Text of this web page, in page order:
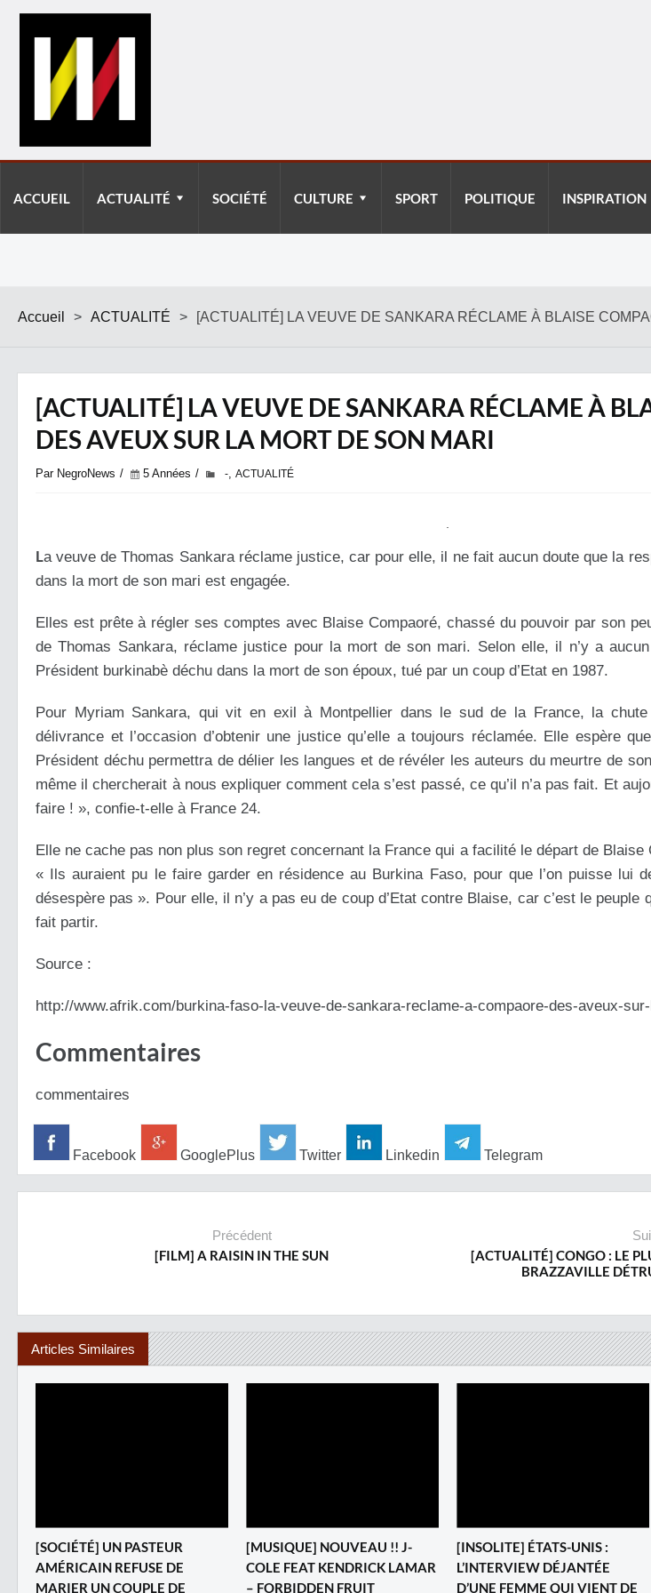
ACCUEIL ACTUALITÉ SOCIÉTÉ CULTURE SPORT POLITIQUE INSPIRATION
Accueil > ACTUALITÉ > [ACTUALITÉ] LA VEUVE DE SANKARA RÉCLAME À BLAISE
[ACTUALITÉ] LA VEUVE DE SANKARA RÉCLAME À
DES AVEUX SUR LA MORT DE SON MARI
Par NegroNews 5 Années -, ACTUALITÉ
La veuve de Thomas Sankara réclame justice, car pour elle, il ne fait aucun doute que la
dans la mort de son mari est engagée.
Elles est prête à régler ses comptes avec Blaise Compaoré, chassé du pouvoir par son
de Thomas Sankara, réclame justice pour la mort de son mari. Selon elle, il n’y a
Président burkinabè déchu dans la mort de son époux, tué par un coup d’Etat en 1987.
Pour Myriam Sankara, qui vit en exil à Montpellier dans le sud de la France, la
délivrance et l’occasion d’obtenir une justice qu’elle a toujours réclamée. Elle espère
Président déchu permettra de délier les langues et de révéler les auteurs du meurtre de
même il chercherait à nous expliquer comment cela s’est passé, ce qu’il n’a pas fait. Et
faire ! », confie-t-elle à France 24.
Elle ne cache pas non plus son regret concernant la France qui a facilité le départ de Blaise
« Ils auraient pu le faire garder en résidence au Burkina Faso, pour que l’on puisse lui
désespère pas ». Pour elle, il n’y a pas eu de coup d’Etat contre Blaise, car c’est le peuple
fait partir.
Source :
http://www.afrik.com/burkina-faso-la-veuve-de-sankara-reclame-a-compaore-des-aveux-
Commentaires
commentaires
Facebook GooglePlus Twitter Linkedin Telegram
Précédent
[FILM] A RAISIN IN THE SUN
[ACTUALITÉ] CONGO : LE
BRAZZAVILLE
Articles Similaires
‎[SOCIÉTÉ] UN PASTEUR
AMÉRICAIN REFUSE DE
MARIER UN COUPLE DE
[MUSIQUE] NOUVEAU !! J-
COLE FEAT KENDRICK LAMAR
– FORBIDDEN FRUIT
[INSOLITE] ÉTATS-UNIS :
L’INTERVIEW DÉJANTÉE
D’UNE FEMME QUI VIENT DE